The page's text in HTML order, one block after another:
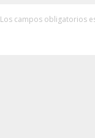
Los campos obligatorios